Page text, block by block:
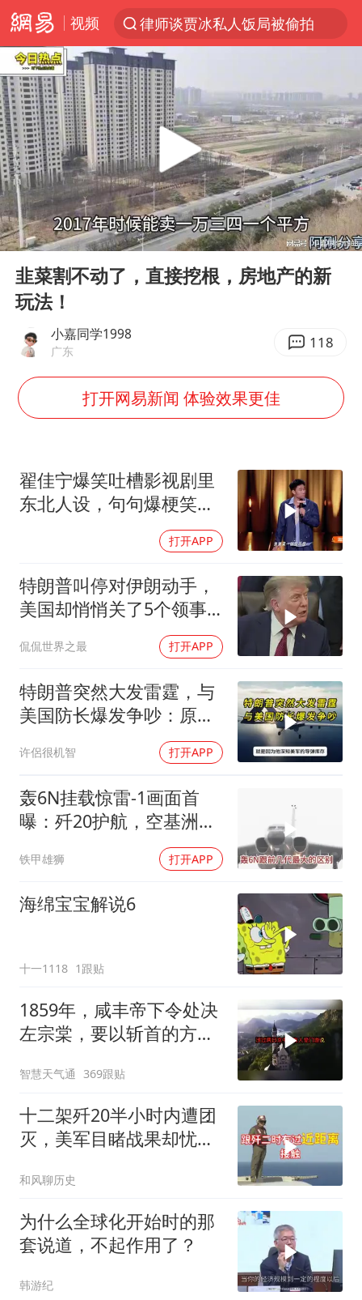
视频
律师谈贾冰私人饭局被偷拍
克雷桑回应绝杀津门虎
人形机器人第一股
江苏昆山升级发布暴雨红警
多地银行上调存款利率
上海地铁4条线路全线停运
4.2平卫生间补漏注胶花1.55万
武汉3名城管协管员殴打摊主被刑拘
宇树申购 中一签有望赚20万元
手机真会“偷听”我们说话吗
加沙约14万栋建筑被完全摧毁
5万小车卖不动 微型代步车集体遇冷
从科技创新看开局起步的时与势
Play
00:00 03:23
韭菜割不动了，直接挖根，房地产的新
玩法！
小嘉同学1998
广东 118
打开网易新闻 体验效果更佳
翟佳宁爆笑吐槽影视剧里
东北人设，句句爆梗笑点
打开APP
特朗普叫停对伊朗动手，
美国却悄悄关了5个领事
侃侃世界之最 打开APP
特朗普突然大发雷霆，与
美国防长爆发争吵：原来
许侶很机智 打开APP
轰6N挂载惊雷-1画面首
曝：歼20护航，空基洲际
铁甲雄狮 打开APP
海绵宝宝解说6
十一1118 1跟贴
1859年，咸丰帝下令处决
左宗棠，要以斩首的方式
的关头
智慧天气通 369跟贴
十二架歼20半小时内遭团
灭，美军目睹战果却忧心
和风聊历史
为什么全球化开始时的那
套说道，不起作用了？
韩游纪